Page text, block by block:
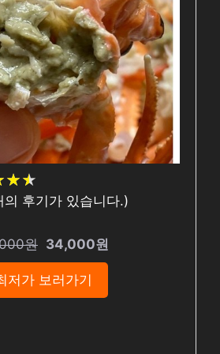
★★
★★
의 후기가 있습니다.)
원 34,000원
저가 보러가기